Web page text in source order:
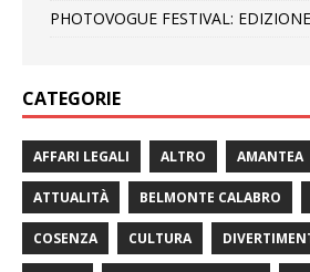
PHOTOVOGUE FESTIVAL:
CATEGORIE
AFFARI LEGALI ALTRO AMANTEA
ATTUALITÀ BELMONTE CALABRO
COSENZA CULTURA